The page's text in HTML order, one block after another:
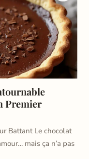
Premier
Battant Le chocolat
mais ça n’a pas